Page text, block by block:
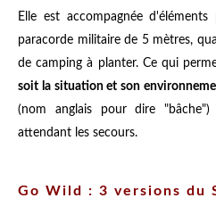
Elle est accompagnée
paracorde militaire de 5 mètres,
de camping à planter. Ce qui
soit la situation et son
(nom anglais pour dire "bâche")
attendant les secours.
Go Wild : 3 versions du